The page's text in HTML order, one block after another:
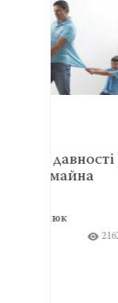
Як
Автор:
17:53 Чт